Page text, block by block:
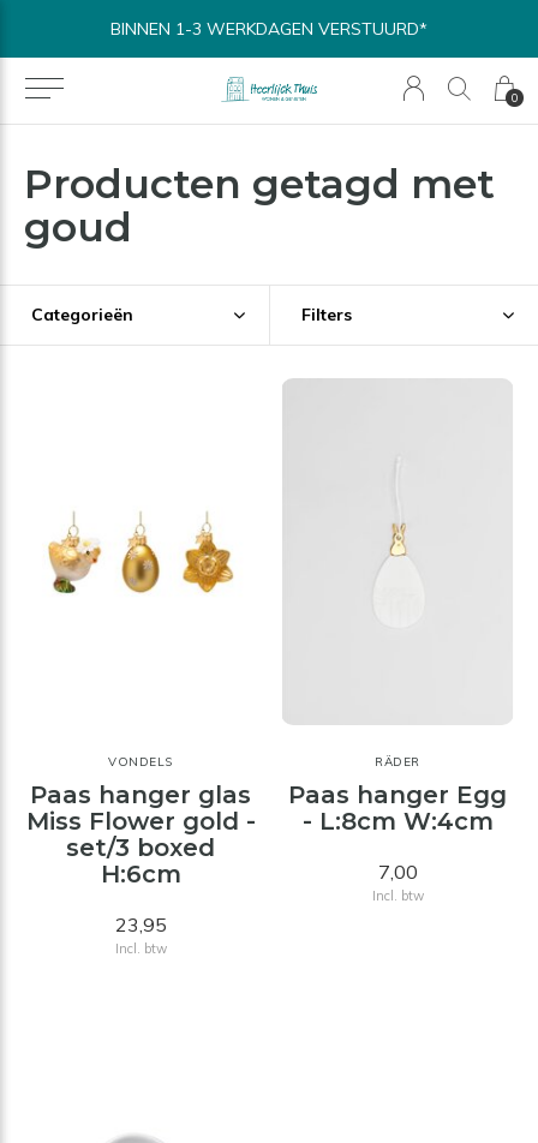
0
BINNEN 1-3 WERKDAGEN VERSTUURD*
Producten getagd met
goud
Categorieën Filters
VONDELS
Paas hanger glas
Miss Flower gold -
set/3 boxed
H:6cm
23,95
Incl. btw
RÄDER
Paas hanger Egg
- L:8cm W:4cm
7,00
Incl. btw